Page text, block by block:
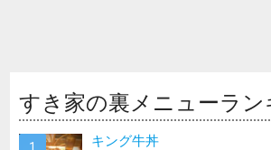
すき家の裏メニューラ
キング牛丼